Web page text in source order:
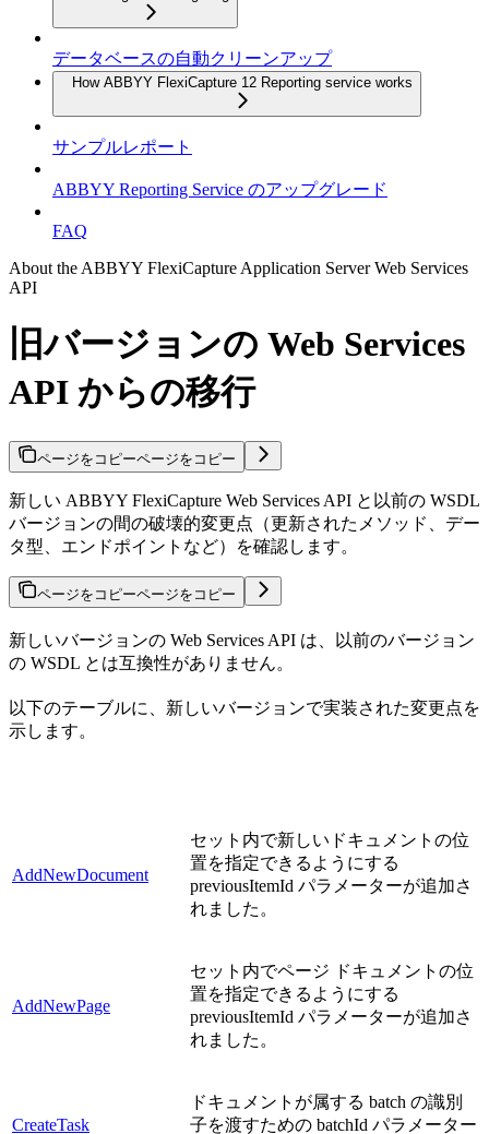
データベースの自動クリーンアップ
How ABBYY FlexiCapture 12 Reporting service works
サンプルレポート
ABBYY Reporting Service のアップグレード
FAQ
About the ABBYY FlexiCapture Application Server Web Services
API
旧バージョンの Web Services
API からの移行
ページをコピーページをコピー
新しい ABBYY FlexiCapture Web Services API と以前の WSDL
バージョンの間の破壊的変更点（更新されたメソッド、デー
タ型、エンドポイントなど）を確認します。
ページをコピーページをコピー
新しいバージョンの Web Services API は、以前のバージョン
の WSDL とは互換性がありません。
以下のテーブルに、新しいバージョンで実装された変更点を
示します。
AddNewDocument
セット内で新しいドキュメントの位
置を指定できるようにする
previousItemId パラメーターが追加さ
れました。
AddNewPage
セット内でページ ドキュメントの位
置を指定できるようにする
previousItemId パラメーターが追加さ
れました。
CreateTask
ドキュメントが属する batch の識別
子を渡すための batchId パラメーター